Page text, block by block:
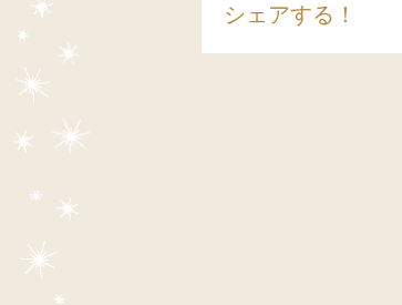
シェアする！